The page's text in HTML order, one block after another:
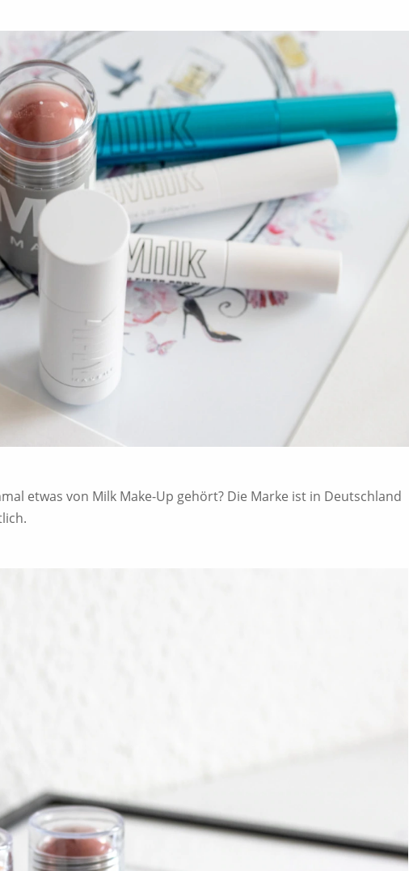
etwas von Milk Make-Up gehört? Die Marke ist in Deutschland